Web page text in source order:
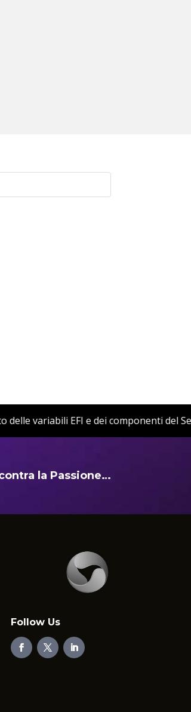
delle variabili EFI e dei
la Passione…
Follow Us